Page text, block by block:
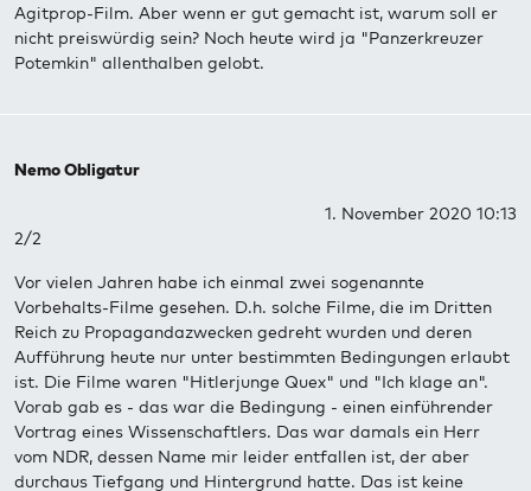
Agitprop-Film. Aber wenn er gut gemacht ist, warum soll er
nicht preiswürdig sein? Noch heute wird ja "Panzerkreuzer
Potemkin" allenthalben gelobt.
Nemo Obligatur
1. November 2020 10:13
2/2
Vor vielen Jahren habe ich einmal zwei sogenannte
Vorbehalts-Filme gesehen. D.h. solche Filme, die im Dritten
Reich zu Propagandazwecken gedreht wurden und deren
Aufführung heute nur unter bestimmten Bedingungen erlaubt
ist. Die Filme waren "Hitlerjunge Quex" und "Ich klage an".
Vorab gab es - das war die Bedingung - einen einführender
Vortrag eines Wissenschaftlers. Das war damals ein Herr
vom NDR, dessen Name mir leider entfallen ist, der aber
durchaus Tiefgang und Hintergrund hatte. Das ist keine